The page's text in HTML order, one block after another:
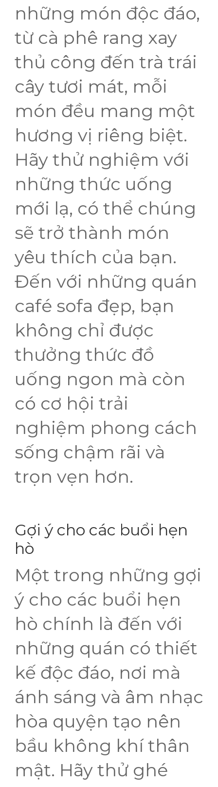
những món độc đáo,
từ cà phê rang xay
thủ công đến trà trái
cây tươi mát, mỗi
món đều mang một
hương vị riêng biệt.
Hãy thử nghiệm với
những thức uống
mới lạ, có thể chúng
sẽ trở thành món
yêu thích của bạn.
Đến với những quán
café sofa đẹp, bạn
không chỉ được
thưởng thức đồ
uống ngon mà còn
có cơ hội trải
nghiệm phong cách
sống chậm rãi và
trọn vẹn hơn.
Gợi ý cho các buổi hẹn
hò
Một trong những gợi
ý cho các buổi hẹn
hò chính là đến với
những quán có thiết
kế độc đáo, nơi mà
ánh sáng và âm nhạc
hòa quyện tạo nên
bầu không khí thân
mật. Hãy thử ghé